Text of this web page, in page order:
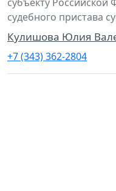
судебного пристава
Кулишова Юлия
+7 (343) 362-2804